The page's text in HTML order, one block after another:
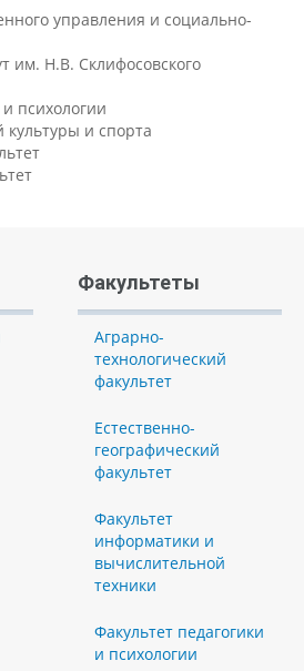
управления и социально-
им. Н.В. Склифосовского
психологии
культуры и спорта
Факультеты
Аграрно-
технологический
факультет
Естественно-
географический
факультет
Факультет
информатики и
вычислительной
техники
Факультет педагогики
и психологии